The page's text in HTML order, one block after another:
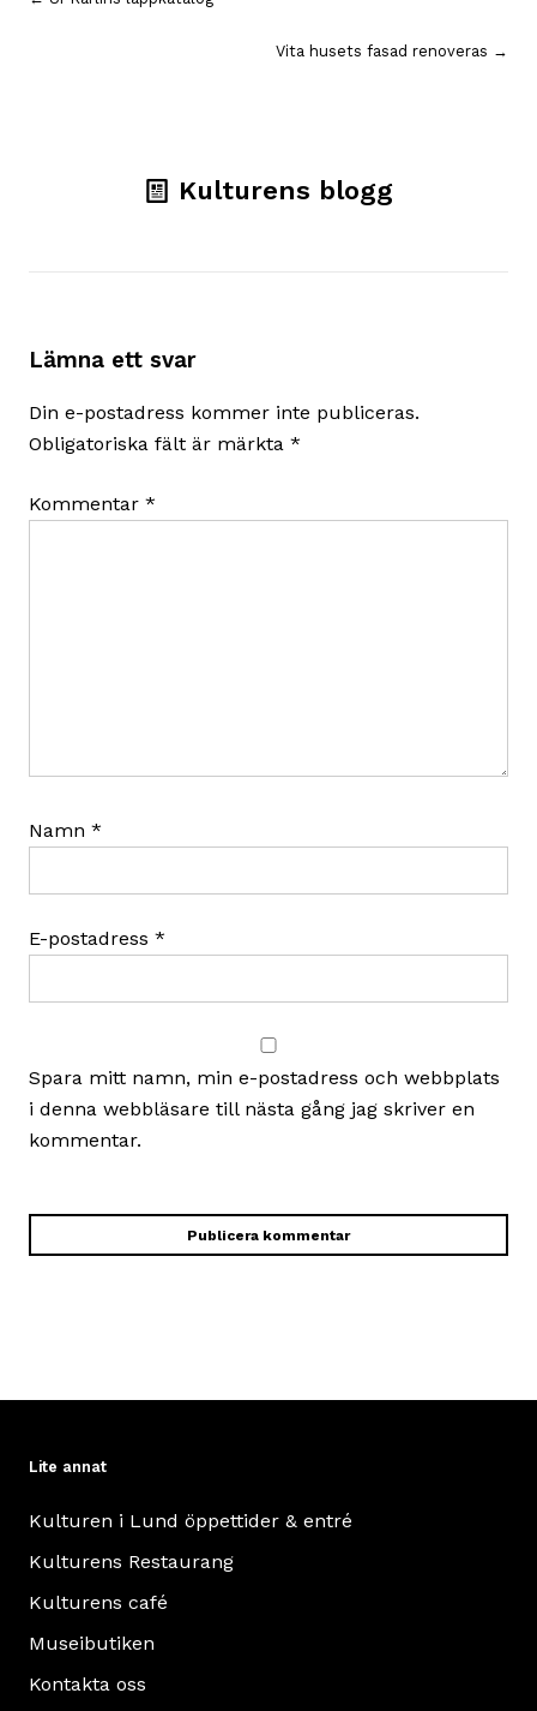
Vita husets fasad renoveras →
Kulturens blogg
Lämna ett svar
Din e-postadress kommer inte publiceras.
Obligatoriska fält är märkta *
Kommentar *
Namn *
E-postadress *
Spara mitt namn, min e-postadress och webbplats
i denna webbläsare till nästa gång jag skriver en
kommentar.
Lite annat
Kulturen i Lund öppettider & entré
Kulturens Restaurang
Kulturens café
Museibutiken
Kontakta oss